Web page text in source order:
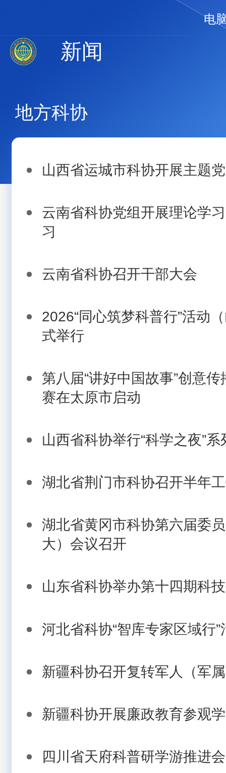
电
新闻
地方科协
山西省运城市科协开展主题
云南省科协党组开展理论学
习
云南省科协召开干部大会
2026“同心筑梦科普行”活动
式举行
第八届“讲好中国故事”创意
赛在太原市启动
山西省科协举行“科学之夜”
湖北省荆门市科协召开半年
湖北省黄冈市科协第六届委
大）会议召开
山东省科协举办第十四期科
河北省科协“智库专家区域行
新疆科协召开复转军人（军
新疆科协开展廉政教育参观
四川省天府科普研学游推进